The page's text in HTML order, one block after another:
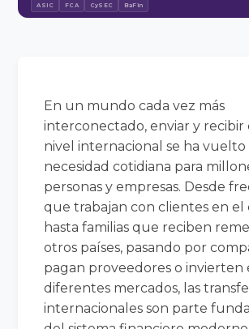
ASIC FCA CySEC BaFin
En un mundo cada vez más
interconectado, enviar y recibir
nivel internacional se ha vuelto
necesidad cotidiana para
personas y empresas. Desde
que trabajan con clientes en el
hasta familias que reciben
otros países, pasando por
pagan proveedores o invierten
diferentes mercados, las
internacionales son parte